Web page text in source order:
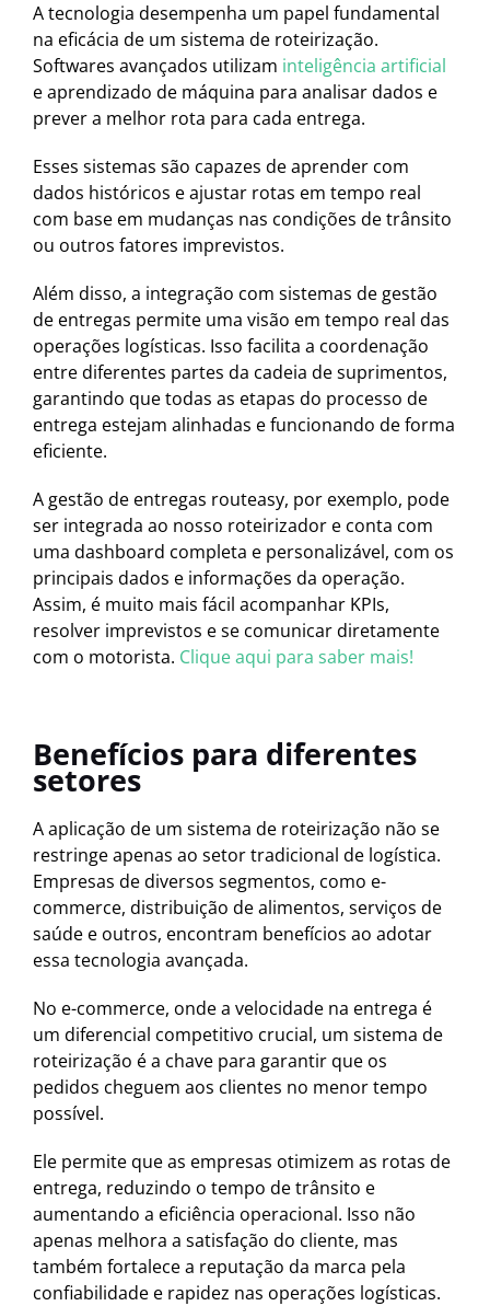
A tecnologia desempenha um papel fundamental
na eficácia de um sistema de roteirização.
Softwares avançados utilizam inteligência artificial
e aprendizado de máquina para analisar dados e
prever a melhor rota para cada entrega.
Esses sistemas são capazes de aprender com
dados históricos e ajustar rotas em tempo real
com base em mudanças nas condições de trânsito
ou outros fatores imprevistos.
Além disso, a integração com sistemas de gestão
de entregas permite uma visão em tempo real das
operações logísticas. Isso facilita a coordenação
entre diferentes partes da cadeia de suprimentos,
garantindo que todas as etapas do processo de
entrega estejam alinhadas e funcionando de forma
eficiente.
A gestão de entregas routeasy, por exemplo, pode
ser integrada ao nosso roteirizador e conta com
uma dashboard completa e personalizável, com os
principais dados e informações da operação.
Assim, é muito mais fácil acompanhar KPIs,
resolver imprevistos e se comunicar diretamente
com o motorista. Clique aqui para saber mais!
Benefícios para diferentes
setores
A aplicação de um sistema de roteirização não se
restringe apenas ao setor tradicional de logística.
Empresas de diversos segmentos, como e-
commerce, distribuição de alimentos, serviços de
saúde e outros, encontram benefícios ao adotar
essa tecnologia avançada.
No e-commerce, onde a velocidade na entrega é
um diferencial competitivo crucial, um sistema de
roteirização é a chave para garantir que os
pedidos cheguem aos clientes no menor tempo
possível.
Ele permite que as empresas otimizem as rotas de
entrega, reduzindo o tempo de trânsito e
aumentando a eficiência operacional. Isso não
apenas melhora a satisfação do cliente, mas
também fortalece a reputação da marca pela
confiabilidade e rapidez nas operações logísticas.